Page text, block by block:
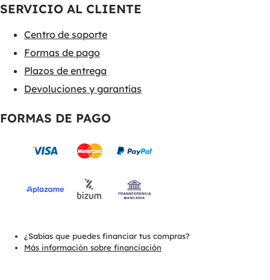
SERVICIO AL CLIENTE
Centro de soporte
Formas de pago
Plazos de entrega
Devoluciones y garantías
FORMAS DE PAGO
¿Sabías que puedes financiar tus compras?
Más información sobre financiación